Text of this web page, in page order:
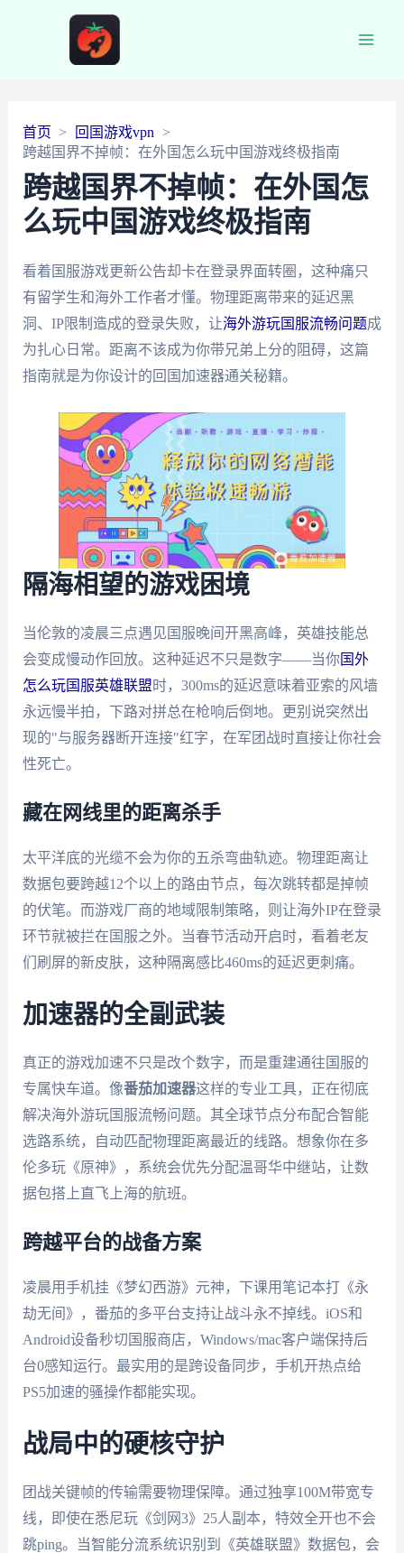
首页
回国游戏vpn
跨越国界不掉帧：在外国怎么玩中国游戏终极指南
跨越国界不掉帧：在外国怎
么玩中国游戏终极指南
看着国服游戏更新公告却卡在登录界面转圈，这种痛只
有留学生和海外工作者才懂。物理距离带来的延迟黑
洞、IP限制造成的登录失败，让海外游玩国服流畅问题成
为扎心日常。距离不该成为你带兄弟上分的阻碍，这篇
指南就是为你设计的回国加速器通关秘籍。
隔海相望的游戏困境
当伦敦的凌晨三点遇见国服晚间开黑高峰，英雄技能总
会变成慢动作回放。这种延迟不只是数字——当你国外
怎么玩国服英雄联盟时，300ms的延迟意味着亚索的风墙
永远慢半拍，下路对拼总在枪响后倒地。更别说突然出
现的"与服务器断开连接"红字，在军团战时直接让你社会
性死亡。
藏在网线里的距离杀手
太平洋底的光缆不会为你的五杀弯曲轨迹。物理距离让
数据包要跨越12个以上的路由节点，每次跳转都是掉帧
的伏笔。而游戏厂商的地域限制策略，则让海外IP在登录
环节就被拦在国服之外。当春节活动开启时，看着老友
们刷屏的新皮肤，这种隔离感比460ms的延迟更刺痛。
加速器的全副武装
真正的游戏加速不只是改个数字，而是重建通往国服的
专属快车道。像番茄加速器这样的专业工具，正在彻底
解决海外游玩国服流畅问题。其全球节点分布配合智能
选路系统，自动匹配物理距离最近的线路。想象你在多
伦多玩《原神》，系统会优先分配温哥华中继站，让数
据包搭上直飞上海的航班。
跨越平台的战备方案
凌晨用手机挂《梦幻西游》元神，下课用笔记本打《永
劫无间》，番茄的多平台支持让战斗永不掉线。iOS和
Android设备秒切国服商店，Windows/mac客户端保持后
台0感知运行。最实用的是跨设备同步，手机开热点给
PS5加速的骚操作都能实现。
战局中的硬核守护
团战关键帧的传输需要物理保障。通过独享100M带宽专
线，即使在悉尼玩《剑网3》25人副本，特效全开也不会
跳ping。当智能分流系统识别到《英雄联盟》数据包，会